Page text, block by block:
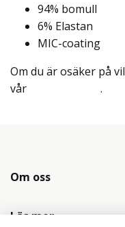
94% bomull
6% Elastan
MIC-coating
Om du är osäker på
vår
.
Om oss
Läs mer